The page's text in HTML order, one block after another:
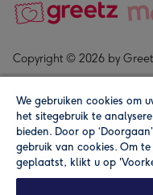
Copyright © 2026 by
Alle prijzen zijn inclusief
We gebruiken cookies om
het sitegebruik te
bieden. Door op
gebruik van cookies. Om
geplaatst, klikt u op